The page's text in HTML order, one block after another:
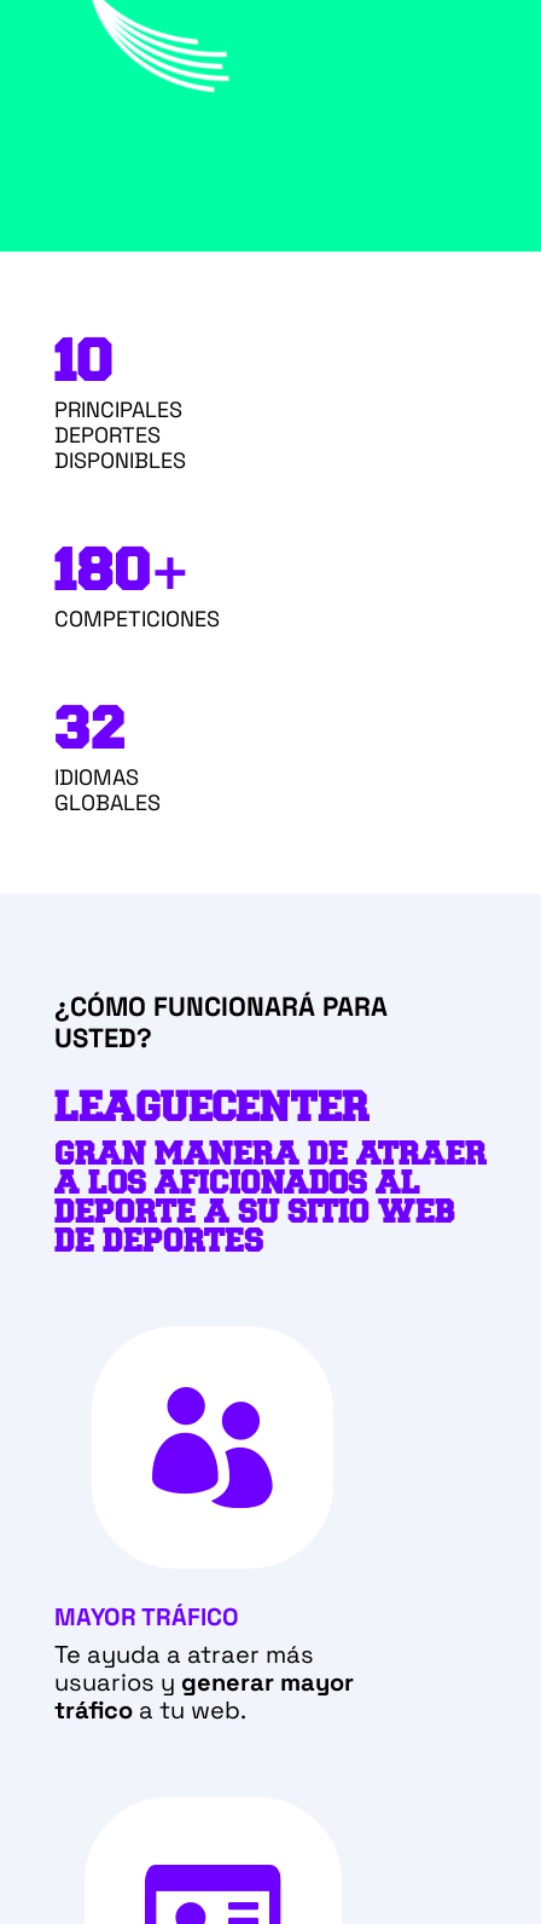
1O
PRINCIPALES
DEPORTES
DISPONIBLES
180+
COMPETICIONES
32
IDIOMAS
GLOBALES
¿CÓMO FUNCIONARÁ PARA
USTED?
LEAGUECENTER
GRAN MANERADE ATRAER
A LOS AFICIONADOS AL
DEPORTE A SU SITIO WEB
DE DEPORTES

MAYOR TRÁFICO
Te ayuda a atraer más
usuarios y generar mayor
tráficoa tu web.